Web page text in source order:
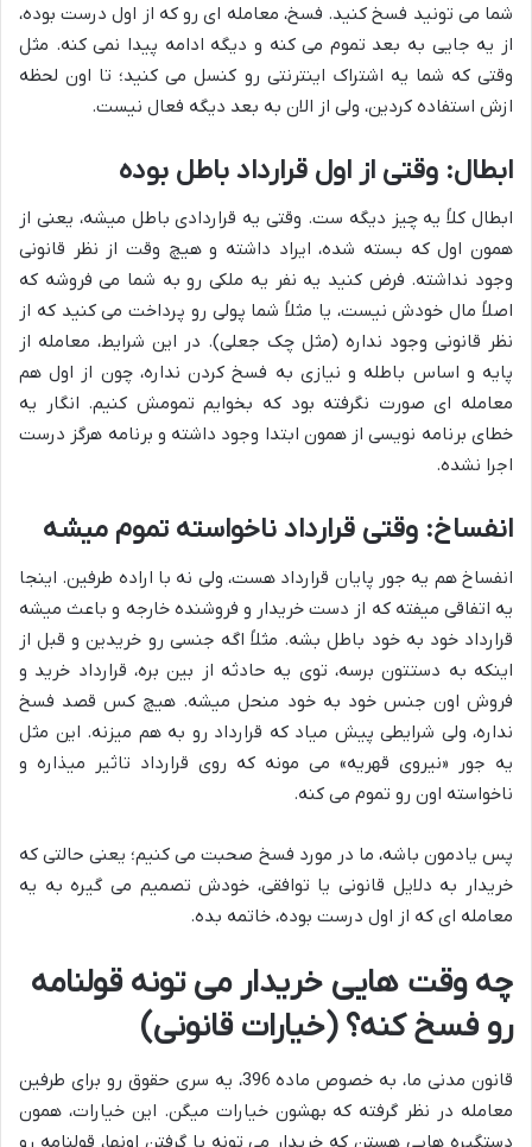
شما می تونید فسخ کنید. فسخ، معامله ای رو که از اول درست بوده،
از یه جایی به بعد تموم می کنه و دیگه ادامه پیدا نمی کنه. مثل
وقتی که شما یه اشتراک اینترنتی رو کنسل می کنید؛ تا اون لحظه
ازش استفاده کردین، ولی از الان به بعد دیگه فعال نیست.
ابطال: وقتی از اول قرارداد باطل بوده
ابطال کلاً یه چیز دیگه ست. وقتی یه قراردادی باطل میشه، یعنی از
همون اول که بسته شده، ایراد داشته و هیچ وقت از نظر قانونی
وجود نداشته. فرض کنید یه نفر یه ملکی رو به شما می فروشه که
اصلاً مال خودش نیست، یا مثلاً شما پولی رو پرداخت می کنید که از
نظر قانونی وجود نداره (مثل چک جعلی). در این شرایط، معامله از
پایه و اساس باطله و نیازی به فسخ کردن نداره، چون از اول هم
معامله ای صورت نگرفته بود که بخوایم تمومش کنیم. انگار یه
خطای برنامه نویسی از همون ابتدا وجود داشته و برنامه هرگز درست
اجرا نشده.
انفساخ: وقتی قرارداد ناخواسته تموم میشه
انفساخ هم یه جور پایان قرارداد هست، ولی نه با اراده طرفین. اینجا
یه اتفاقی میفته که از دست خریدار و فروشنده خارجه و باعث میشه
قرارداد خود به خود باطل بشه. مثلاً اگه جنسی رو خریدین و قبل از
اینکه به دستتون برسه، توی یه حادثه از بین بره، قرارداد خرید و
فروش اون جنس خود به خود منحل میشه. هیچ کس قصد فسخ
نداره، ولی شرایطی پیش میاد که قرارداد رو به هم میزنه. این مثل
یه جور «نیروی قهریه» می مونه که روی قرارداد تاثیر میذاره و
ناخواسته اون رو تموم می کنه.
پس یادمون باشه، ما در مورد فسخ صحبت می کنیم؛ یعنی حالتی که
خریدار به دلایل قانونی یا توافقی، خودش تصمیم می گیره به یه
معامله ای که از اول درست بوده، خاتمه بده.
چه وقت هایی خریدار می تونه قولنامه
رو فسخ کنه؟ (خیارات قانونی)
قانون مدنی ما، به خصوص ماده 396، یه سری حقوق رو برای طرفین
معامله در نظر گرفته که بهشون خیارات میگن. این خیارات، همون